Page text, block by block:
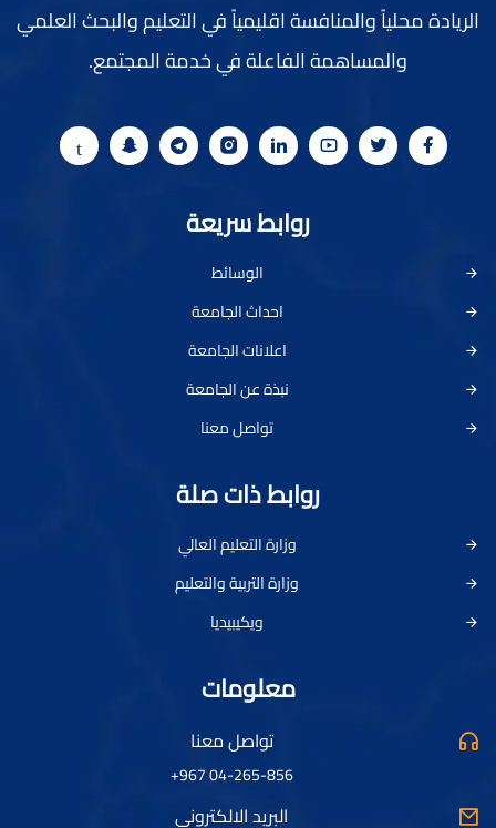
الريادة محلياً والمنافسة اقليمياً في التعليم والبحث العلمي
والمساهمة الفاعلة في خدمة المجتمع.
روابط سريعة
الوسائط
احداث الجامعة
اعلانات الجامعة
نبذة عن الجامعة
تواصل معنا
روابط ذات صلة
وزارة التعليم العالي
وزارة التربية والتعليم
ويكيبيديا
معلومات
تواصل معنا
04-265-856 967+
البريد الالكتروني